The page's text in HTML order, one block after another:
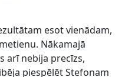
esot vienādam,
Nākamajā
arī nebija precīzs,
piespēlēt Stefonam